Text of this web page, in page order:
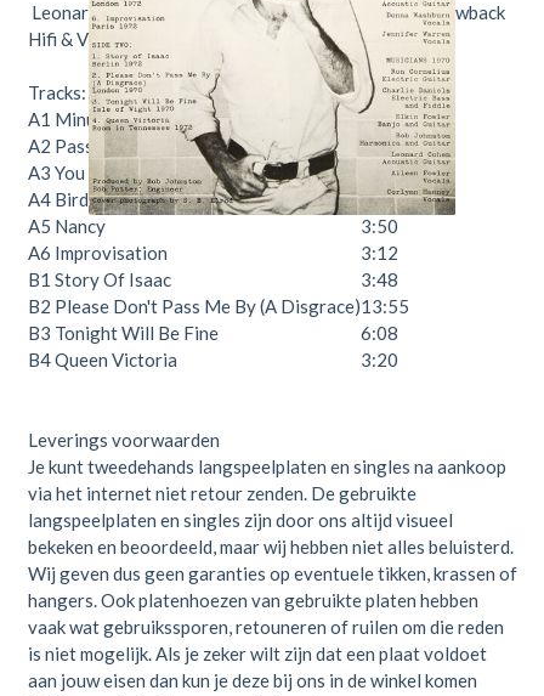
Leonard Cohen – Live Songs Nu verkrijgbaar bij Throwback
Hifi & Vinyl.
Tracks:
A1 Minute Prologue
1:12
A2 Passing Thru
4:00
A3 You Know Who I Am
5:35
A4 Bird On The Wire
4:10
A5 Nancy
3:50
A6 Improvisation
3:12
B1 Story Of Isaac
3:48
B2 Please Don't Pass Me By (A Disgrace)13:55
B3 Tonight Will Be Fine
6:08
B4Queen Victoria 3:20
Leverings voorwaarden
Je kunt tweedehands langspeelplaten en singles na aankoop
via het internet niet retour zenden. De gebruikte
langspeelplaten en singles zijn door ons altijd visueel
bekeken en beoordeeld, maar wij hebben niet alles beluisterd.
Wij geven dus geen garanties op eventuele tikken, krassen of
hangers. Ook platenhoezen van gebruikte platen hebben
vaak wat gebruikssporen, retouneren of ruilen om die reden
is niet mogelijk. Als je zeker wilt zijn dat een plaat voldoet
aan jouw eisen dan kun je deze bij ons in de winkel komen